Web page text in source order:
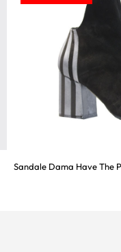
Sandale Dama Have The